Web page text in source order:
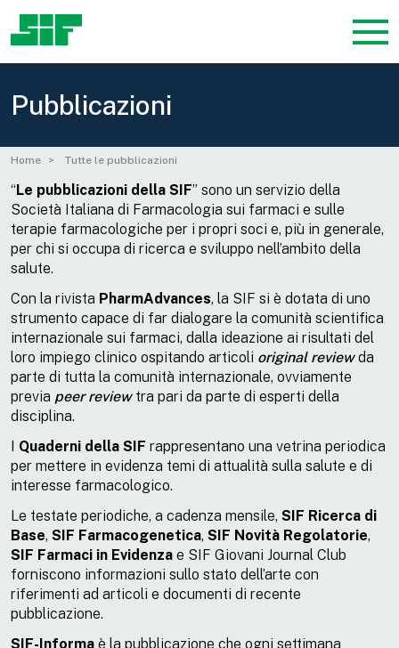
Pubblicazioni
Home Tutte le pubblicazioni
“ Le pubblicazioni della SIF” sono un servizio della
Società Italiana di Farmacologia sui farmaci e sulle
terapie farmacologiche per i propri soci e, più in generale,
per chi si occupa di ricerca e sviluppo nell’ambito della
salute.
Con la rivista PharmAdvances, la SIF si è dotata di uno
strumento capace di far dialogare la comunità scientifica
internazionale sui farmaci, dalla ideazione ai risultati del
loro impiego clinico ospitando articoli original reviewda
parte di tutta la comunità internazionale, ovviamente
previa peer reviewtra pari da parte di esperti della
disciplina.
Quaderni della SIF rappresentano una vetrina periodica
per mettere in evidenza temi di attualità sulla salute e di
interesse farmacologico.
Le testate periodiche, a cadenza mensile, SIF Ricerca di
Base, SIF Farmacogenetica, SIF Novità Regolatorie,
SIF Farmaci in Evidenza e SIF Giovani Journal Club
forniscono informazioni sullo stato dell’arte con
riferimenti ad articoli e documenti di recente
pubblicazione.
SIF-Informa è la pubblicazione che ogni settimana